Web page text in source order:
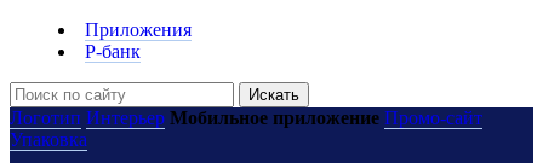
Приложения
Р-банк
Искать
Логотип Интерьер Мобильное приложение Промо-сайт
Упаковка